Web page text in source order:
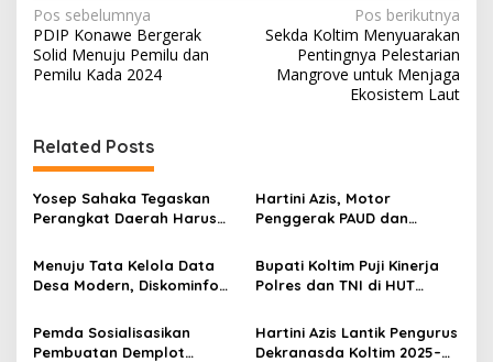
N
a
v
g
a
s
i
p
o
s
Pos sebelumnya
PDIP Konawe Bergerak
Solid Menuju Pemilu dan
Pemilu Kada 2024
Pos berikutnya
Sekda Koltim Menyuarakan
Pentingnya Pelestarian
Mangrove untuk Menjaga
Ekosistem Laut
Related Posts
Yosep Sahaka Tegaskan
Perangkat Daerah Harus
dan Konstruksi
Hartini Azis, Motor
Penggerak PAUD dan
Menuju Tata Kelola Data
Desa Modern, Diskominfo
Kapasitas Perangkat Desa
Bupati Koltim Puji Kinerja
Polres dan TNI di HUT
Pemda Sosialisasikan
Pembuatan Demplot
Hartini Azis Lantik Pengurus
Dekranasda Koltim 2025–